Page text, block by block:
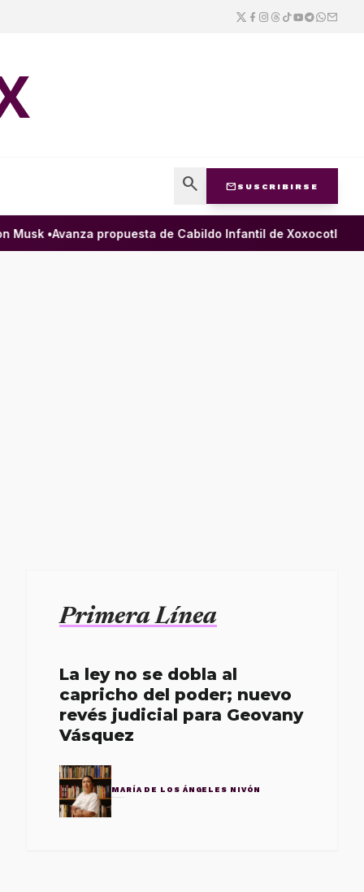
search mail SUSCRIBIRSE
•Avanza propuesta de Cabildo Infantil de Xoxocotlán
Primera Línea
La ley no se dobla al
capricho del poder; nuevo
revés judicial para Geovany
Vásquez
MARÍA DE LOS ÁNGELES NIVÓN